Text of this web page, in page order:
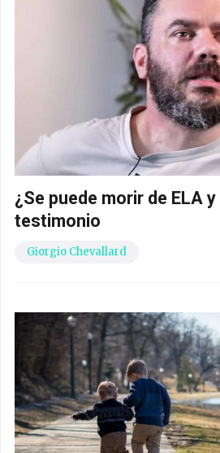
¿Se puede morir de ELA
testimonio
Giorgio Chevallard